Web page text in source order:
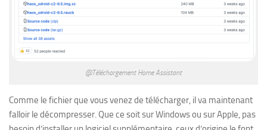
@Téléchargement Home Assistant
Comme le fichier que vous venez de télécharger, il va maintenant
falloir le décompresser. Que ce soit sur Windows ou sur Apple, pas